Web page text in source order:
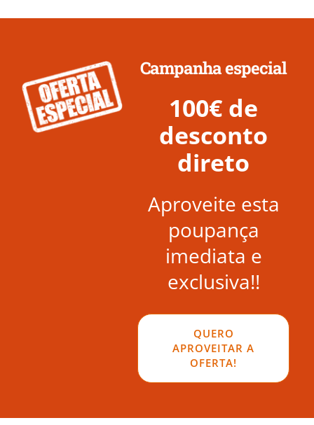
Campanha especial
100€ de
desconto
direto
Aproveite esta
poupança
imediata e
exclusiva!!
QUERO
APROVEITAR A
OFERTA!